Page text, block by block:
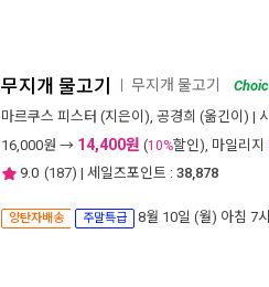
무지개 물고기 무지개 물고기
마르쿠스 피스터 (지은이), 공경희 (옮긴이) |
16,000원 → 14,400원 (10%할인), 마일리지
9.0 (187) | 세일즈포인트 : 38,878
양탄자배송 주말특급 8월 10일 (월) 아침 7시